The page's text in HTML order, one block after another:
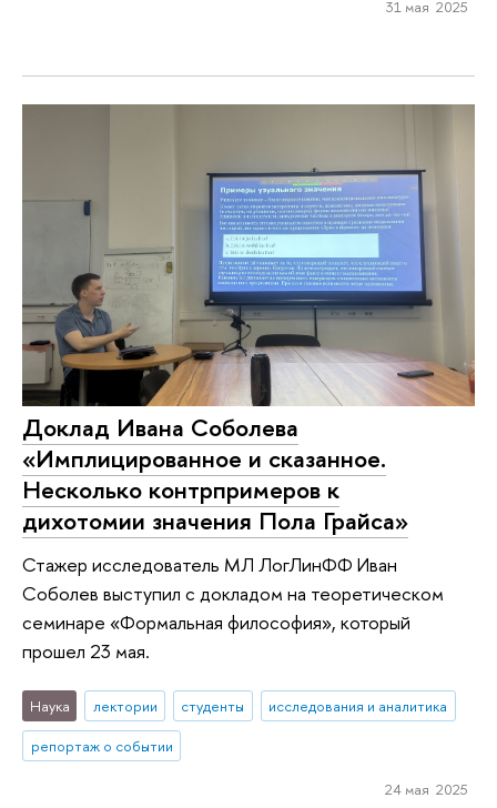
31 мая 2025
Доклад Ивана Соболева
«‎Имплицированное и сказанное.
Несколько контрпримеров к
дихотомии значения Пола Грайса»
Стажер исследователь МЛ ЛогЛинФФ Иван
Соболев выступил с докладом на теоретическом
семинаре «Формальная философия», который
прошел 23 мая.
Наука лектории студенты
исследования и аналитика
репортаж о событии
24 мая 2025